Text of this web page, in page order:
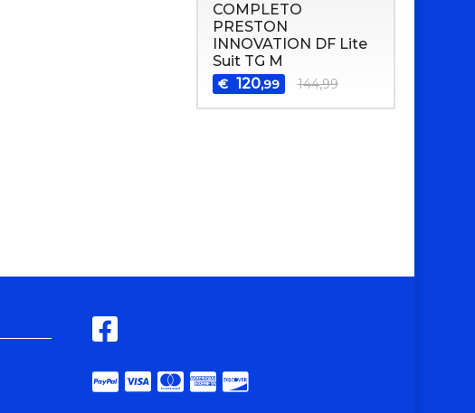
COMPLETO
PRESTON
INNOVATION DF Lite
Suit TG M
€ 120,99 144,99